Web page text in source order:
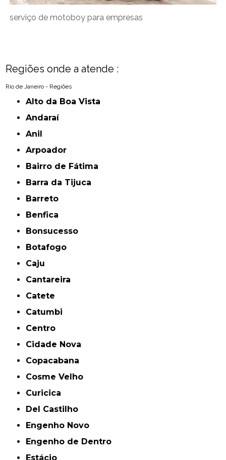
serviço de motoboy para empresas
Regiões onde a atende :
Rio de Janeiro - Regiões
Alto da Boa Vista
Andaraí
Anil
Arpoador
Bairro de Fátima
Barra da Tijuca
Barreto
Benfica
Bonsucesso
Botafogo
Caju
Cantareira
Catete
Catumbi
Centro
Cidade Nova
Copacabana
Cosme Velho
Curicica
Del Castilho
Engenho Novo
Engenho de Dentro
Estácio